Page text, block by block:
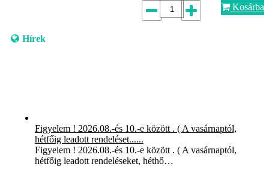
Kosárba
Hírek
Figyelem ! 2026.08.-és 10.-e között . ( A vasárnaptól,
hétfőig leadott rendeléset......
Figyelem ! 2026.08.-és 10.-e között . ( A vasárnaptól,
hétfőig leadott rendeléseket, héthő…